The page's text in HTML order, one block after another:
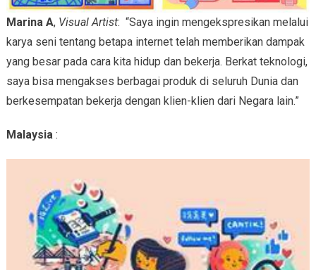
Marina A, Visual Artist: “Saya ingin mengekspresikan melalui
karya seni tentang betapa internet telah memberikan dampak
yang besar pada cara kita hidup dan bekerja. Berkat teknologi,
saya bisa mengakses berbagai produk di seluruh Dunia dan
berkesempatan bekerja dengan klien-klien dari Negara lain.”
Malaysia: